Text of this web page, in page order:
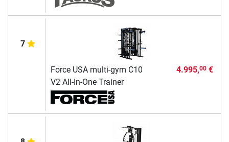
7
Force USA multi-gym C10
V2 All-In-One Trainer
4.995,00€